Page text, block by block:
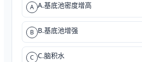
A A.基底池密度增高
B B.基底池增强
C C.脑积水